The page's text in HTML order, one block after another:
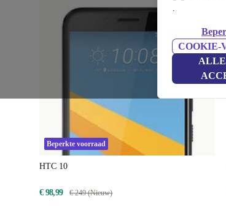
.
COOKIE-
Beperkte voorraad
HTC 10
€ 98,99 € 249 (Nieuw)